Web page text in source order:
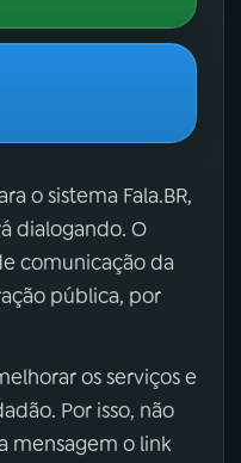
o sistema Fala.BR,
dialogando. O
comunicação da
pública, por
os serviços e
Por isso, não
mensagem o link